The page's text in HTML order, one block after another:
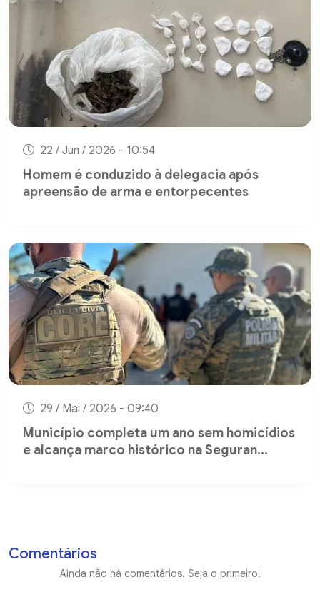
22 / Jun / 2026 - 10:54
Homem é conduzido à delegacia após
apreensão de arma e entorpecentes
29 / Mai / 2026 - 09:40
Município completa um ano sem homicídios
e alcança marco histórico na Seguran...
Comentários
Ainda não há comentários. Seja o primeiro!